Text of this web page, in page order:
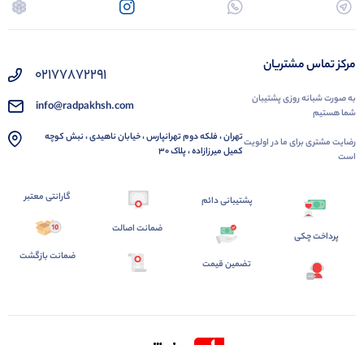
مرکز تماس مشتریان
به صورت شبانه روزی پشتیبان
شما هستیم
رضایت مشتری برای ما در اولویت
است
02177872291
info@radpakhsh.com
تهران ، فلکه دوم تهرانپارس ، خیابان ناهیدی ، نبش کوچه
کمیل میرزازاده ، پلاک 30
پرداخت چکی
پشتیبانی دائم
تضمین قیمت
ضمانت اصالت
گارانتی معتبر
ضمانت بازگشت